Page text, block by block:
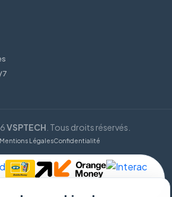
7
VSPTECH . Tous droits réservés.
Mentions LégalesConfidentialité